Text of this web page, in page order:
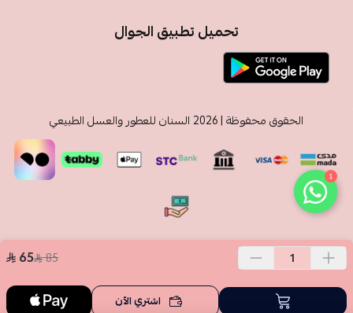
85
65
اشتري الآن
تحميل تطبيق الجوال
الحقوق محفوظة | 2026 السنان للعطور والعسل الطبيعي
1